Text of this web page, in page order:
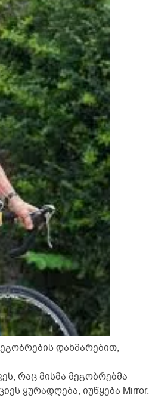
დახმარებით,
რაც მისმა მეგობრებმა
ყურადღება, იუწყება Mirror.